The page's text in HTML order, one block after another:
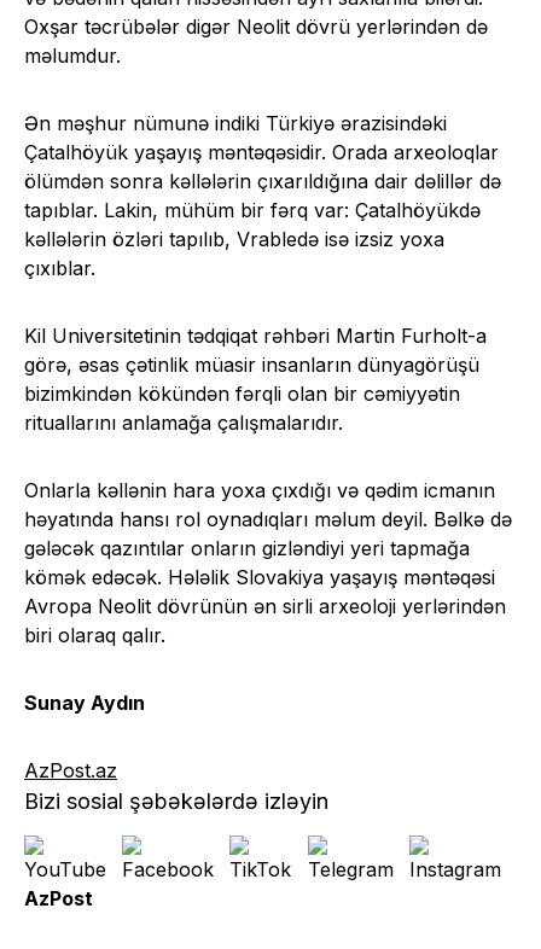
Oxşar təcrübələr digər Neolit ​​dövrü yerlərindən də
məlumdur.
Ən məşhur nümunə indiki Türkiyə ərazisindəki
Çatalhöyük yaşayış məntəqəsidir. Orada arxeoloqlar
ölümdən sonra kəllələrin çıxarıldığına dair dəlillər də
tapıblar. Lakin, mühüm bir fərq var: Çatalhöyükdə
kəllələrin özləri tapılıb, Vrabledə isə izsiz yoxa
çıxıblar.
Kil Universitetinin tədqiqat rəhbəri Martin Furholt-a
görə, əsas çətinlik müasir insanların dünyagörüşü
bizimkindən kökündən fərqli olan bir cəmiyyətin
rituallarını anlamağa çalışmalarıdır.
Onlarla kəllənin hara yoxa çıxdığı və qədim icmanın
həyatında hansı rol oynadıqları məlum deyil. Bəlkə də
gələcək qazıntılar onların gizləndiyi yeri tapmağa
kömək edəcək. Hələlik Slovakiya yaşayış məntəqəsi
Avropa Neolit ​​dövrünün ən sirli arxeoloji yerlərindən
biri olaraq qalır.
Sunay Aydın
AzPost.az
Bizi sosial şəbəkələrdə izləyin
AzPost